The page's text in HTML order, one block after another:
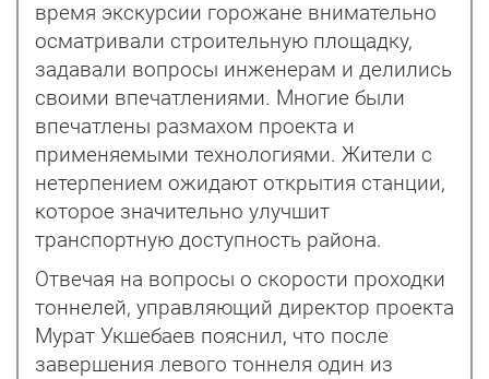
время экскурсии горожане внимательно
осматривали строительную площадку,
задавали вопросы инженерам и делились
своими впечатлениями. Многие были
впечатлены размахом проекта и
применяемыми технологиями. Жители с
нетерпением ожидают открытия станции,
которое значительно улучшит
транспортную доступность района.
Отвечая на вопросы о скорости проходки
тоннелей, управляющий директор проекта
Мурат Укшебаев пояснил, что после
завершения левого тоннеля один из